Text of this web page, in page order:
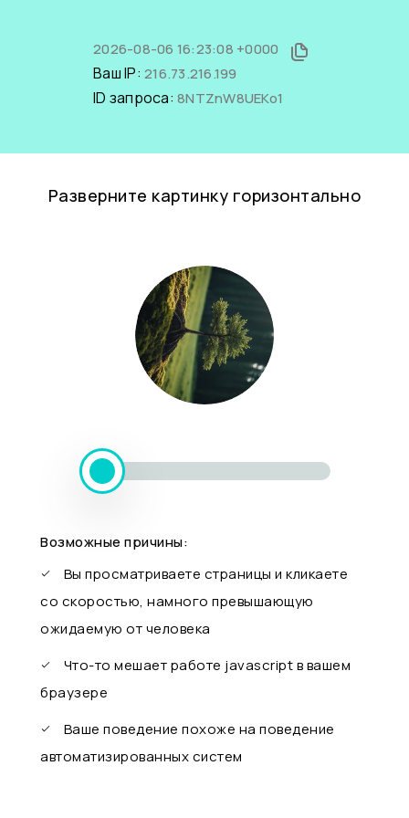
2026-08-06 16:23:08 +0000
Ваш IP: 216.73.216.199
ID запроса: 8NTZnW8UEKo1
Разверните картинку горизонтально
Возможные причины:
Вы просматриваете страницы и кликаете
со скоростью, намного превышающую
ожидаемую от человека
Что-то мешает работе javascript в вашем
браузере
Ваше поведение похоже на поведение
автоматизированных систем